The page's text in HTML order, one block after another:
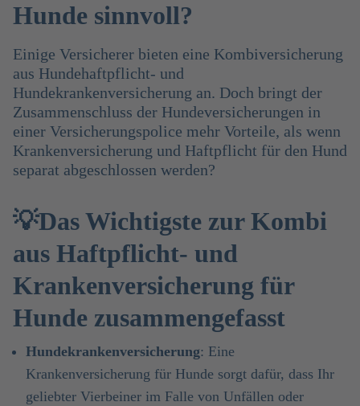
Hunde sinnvoll?
Einige Versicherer bieten eine Kombiversicherung
aus Hundehaftpflicht- und
Hundekrankenversicherung an. Doch bringt der
Zusammenschluss der Hundeversicherungen in
einer Versicherungspolice mehr Vorteile, als wenn
Krankenversicherung und Haftpflicht für den Hund
separat abgeschlossen werden?
💡Das Wichtigste zur Kombi
aus Haftpflicht- und
Krankenversicherung für
Hunde zusammengefasst
Hundekrankenversicherung: Eine
Krankenversicherung für Hunde sorgt dafür, dass Ihr
geliebter Vierbeiner im Falle von Unfällen oder